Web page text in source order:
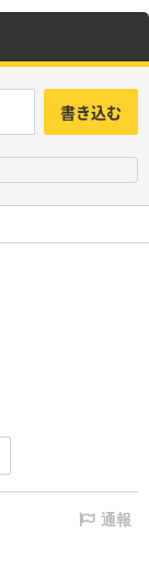
書き込む
通報